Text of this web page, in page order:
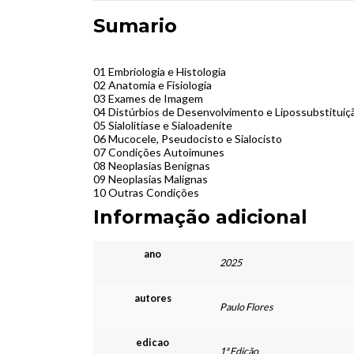
Sumario
01 Embriologia e Histologia
02 Anatomia e Fisiologia
03 Exames de Imagem
04 Distúrbios de Desenvolvimento e
05 Sialolitíase e Sialoadenite
06 Mucocele, Pseudocisto e Sialocisto
07 Condições Autoimunes
08 Neoplasias Benignas
09 Neoplasias Malignas
10 Outras Condições
Informação adicional
ano
2025
autores
Paulo Flores
edicao
1ª Edição